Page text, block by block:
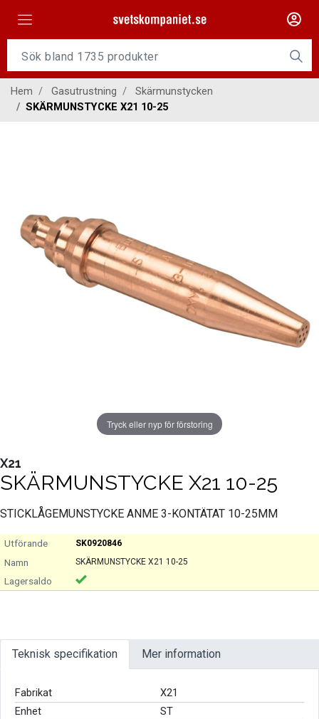
Slangpaket
Gasutrustning
Kontakt
Hem Gasutrustning
Skärmunstycken
SKÄRMUNSTYCKE X21 10-25
Tryck eller nyp för förstoring
X21
SKÄRMUNSTYCKE X21 10-25
STICKLÅGEMUNSTYCKE ANME 3-KONTÄTAT 10-25MM
SK0920846
SKÄRMUNSTYCKE X21 10-25
Teknisk specifikation Mer information
Fabrikat
X21
Enhet
ST